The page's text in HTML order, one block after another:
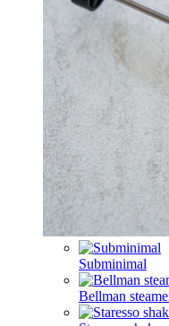
Subminimal
Bellman